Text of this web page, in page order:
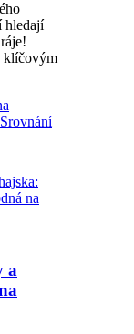
hledají
klíčovým
a